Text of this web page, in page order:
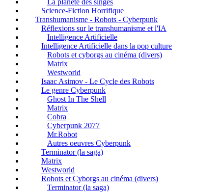
Science-Fiction Horrifique
Transhumanisme - Robots - Cyberpunk
Réflexions sur le transhumanisme et l'IA
Intelligence Artificielle
Intelligence Artificielle dans la pop culture
Robots et cyborgs au cinéma (divers)
Matrix
Westworld
Isaac Asimov - Le Cycle des Robots
Le genre Cyberpunk
Ghost In The Shell
Matrix
Cobra
Cyberpunk 2077
Mr.Robot
Autres oeuvres Cyberpunk
Terminator (la saga)
Matrix
Westworld
Robots et Cyborgs au cinéma (divers)
Terminator (la saga)